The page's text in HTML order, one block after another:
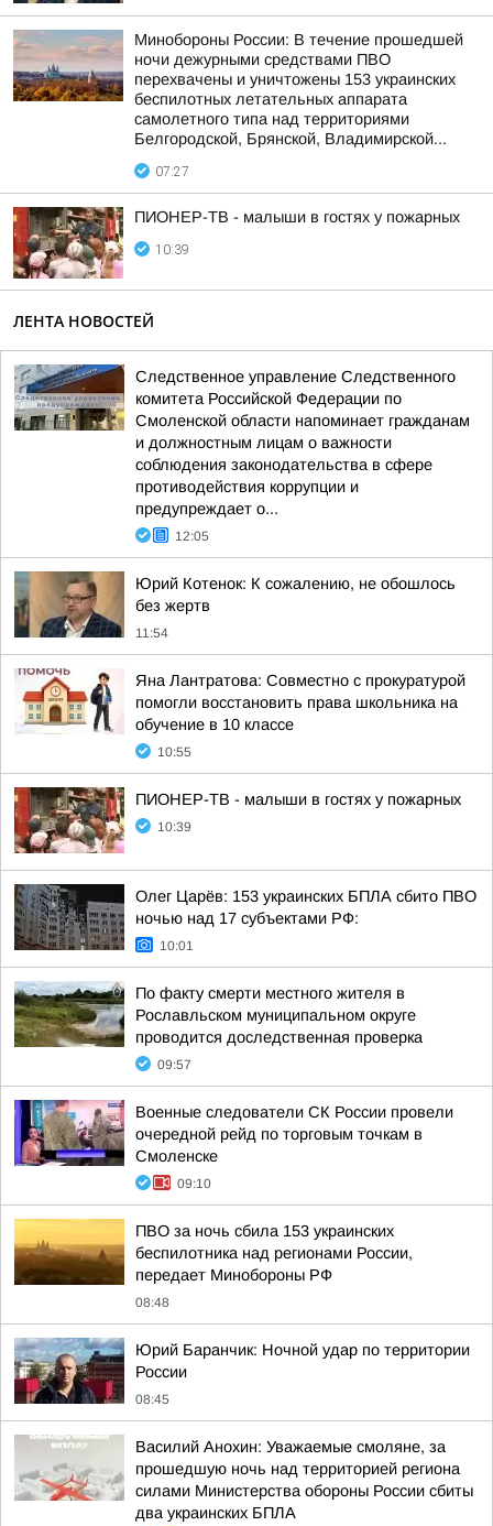
Минобороны России: В течение прошедшей
ночи дежурными средствами ПВО
перехвачены и уничтожены 153 украинских
беспилотных летательных аппарата
самолетного типа над территориями
Белгородской, Брянской, Владимирской...
07:27
ПИОНЕР-ТВ - малыши в гостях у пожарных
10:39
ЛЕНТА НОВОСТЕЙ
Следственное управление Следственного
комитета Российской Федерации по
Смоленской области напоминает гражданам
и должностным лицам о важности
соблюдения законодательства в сфере
противодействия коррупции и
предупреждает о...
12:05
Юрий Котенок: К сожалению, не обошлось
без жертв
11:54
Яна Лантратова: Совместно с прокуратурой
помогли восстановить права школьника на
обучение в 10 классе
10:55
ПИОНЕР-ТВ - малыши в гостях у пожарных
10:39
Олег Царёв: 153 украинских БПЛА сбито ПВО
ночью над 17 субъектами РФ:
10:01
По факту смерти местного жителя в
Рославльском муниципальном округе
проводится доследственная проверка
09:57
Военные следователи СК России провели
очередной рейд по торговым точкам в
Смоленске
09:10
ПВО за ночь сбила 153 украинских
беспилотника над регионами России,
передает Минобороны РФ
08:48
Юрий Баранчик: Ночной удар по территории
России
08:45
Василий Анохин: Уважаемые смоляне, за
прошедшую ночь над территорией региона
силами Министерства обороны России сбиты
два украинских БПЛА